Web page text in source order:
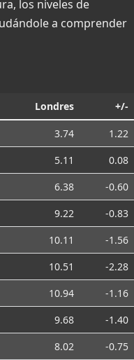
los niveles de
a comprender
Londres +/-
3.74
1.22
5.11
0.08
6.38
-0.60
9.22
-0.83
10.11
-1.56
10.51
-2.28
10.94
-1.16
9.68
-1.40
8.02
-0.75